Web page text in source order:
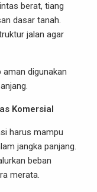
berat, tiang
dasar tanah.
jalan agar
digunakan
Komersial
harus mampu
jangka panjang.
beban
merata.